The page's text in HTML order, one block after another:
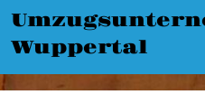
Wuppertal